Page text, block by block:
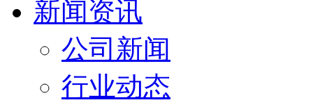
新闻资讯
公司新闻
行业动态